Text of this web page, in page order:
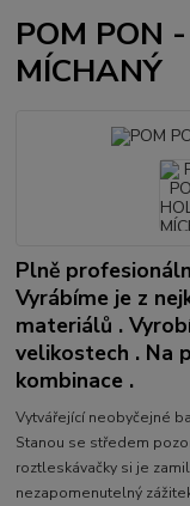
POM PON
MÍCHANÝ
Plně
Vyrábíme je z
materiálů .
velikostech . Na
kombinace .
Vytvářející neobyčejné
Stanou se středem
roztleskávačky si je
nezapomenutelný